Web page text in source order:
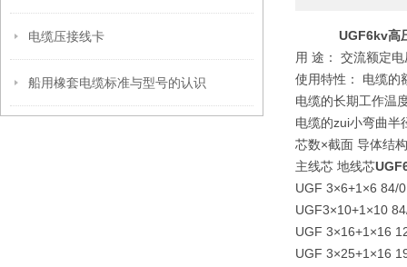
电缆压接线卡
船用橡套电缆标准与型号的认识
UGF6kv高
用 途： 交流额定
使用特性： 电缆的
电缆的长期工作温
电缆的zui小弯曲半
芯数×截面 导体结
主线芯 地线芯
UGF 3×6+1×6 84/
UGF3×10+1×10
UGF 3×16+1×16
UGF 3×25+1×16